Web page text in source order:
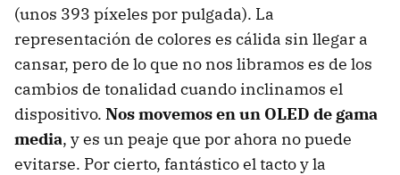
(unos 393 píxeles por pulgada). La
representación de colores es cálida sin llegar a
cansar, pero de lo que no nos libramos es de los
cambios de tonalidad cuando inclinamos el
dispositivo. Nos movemos en un OLED de gama
media, y es un peaje que por ahora no puede
evitarse. Por cierto, fantástico el tacto y la